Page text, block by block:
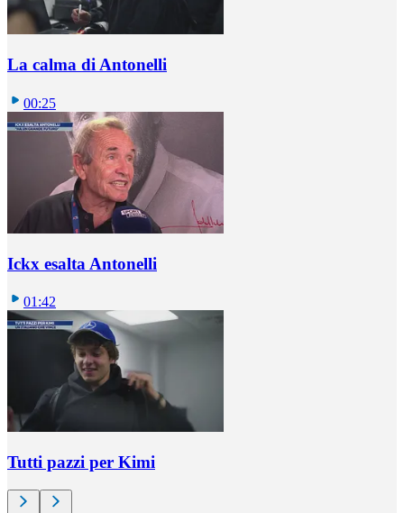
La calma di Antonelli
00:25
Ickx esalta Antonelli
01:42
Tutti pazzi per Kimi